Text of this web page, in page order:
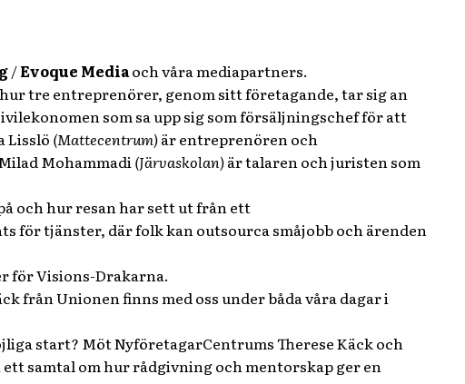
/Evoque Mediaoch våra mediapartners.
tre entreprenörer, genom sitt företagande, tar sig an
som sa upp sig som försäljningschef för att
Lisslö (Mattecentrum)är entreprenören och
Mohammadi(Järvaskolan)är talaren och juristen som
och hur resan har sett ut från ett
för tjänster, där folk kan outsourca småjobb och ärenden
för Visions-Drakarna.
från Unionen finns med oss under båda våra dagar i
start? Möt NyföretagarCentrums Therese Käck och
samtal om hur rådgivning och mentorskap ger en